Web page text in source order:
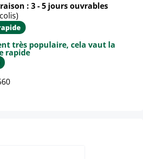
: 3 - 5 jours ouvrables
très populaire, cela vaut la
rapide
sur le produit